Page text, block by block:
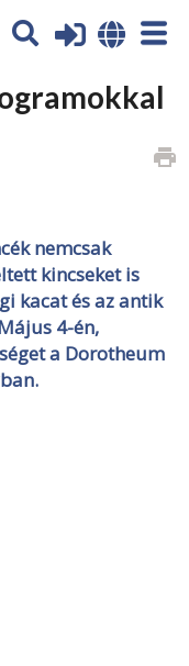
print
nemcsak
kincseket is
kacat és az antik
4-én,
a Dorotheum